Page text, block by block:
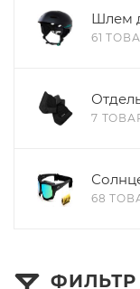
Шлем
61
7
68
ФИЛЬТР